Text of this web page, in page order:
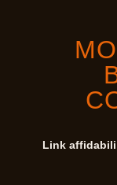
Link